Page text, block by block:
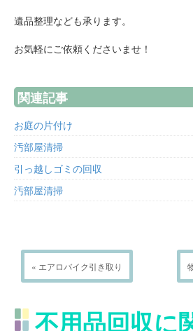
遺品整理なども承ります。
お気軽にご依頼くださいませ！
関連記事
お庭の片付け
汚部屋清掃
引っ越しゴミの回収
汚部屋清掃
« エアロバイク引き取り
不用品回収に